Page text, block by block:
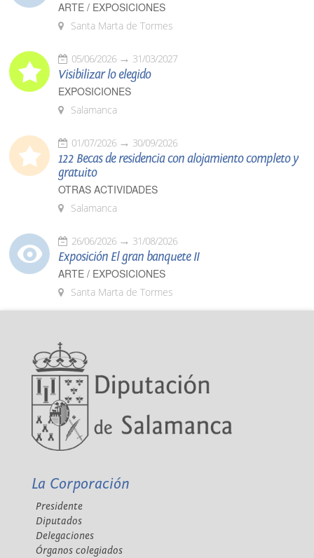
ARTE / EXPOSICIONES
Santa Marta de Tormes
05/06/2026 31/03/2027
Visibilizar lo elegido
EXPOSICIONES
Salamanca
01/07/2026 30/09/2026
122 Becas de residencia con alojamiento completo y
gratuito
OTRAS ACTIVIDADES
Salamanca
26/06/2026 31/08/2026
Exposición El gran banquete II
ARTE / EXPOSICIONES
Santa Marta de Tormes
La Corporación
Presidente
Diputados
Delegaciones
Órganos colegiados